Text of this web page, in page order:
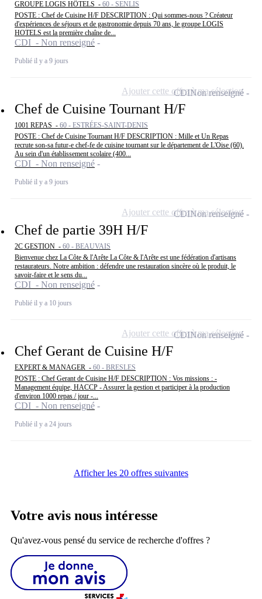
GROUPE LOGIS HÔTELS - 60 - SENLIS
POSTE : Chef de Cuisine H/F DESCRIPTION : Qui sommes-nous ? Créateur
d'expériences de séjours et de gastronomie depuis 70 ans, le groupe LOGIS
HOTELS est la première chaîne de...
CDI - Non renseigné
Publié il y a 9 jours
Chef de Cuisine Tournant H/F
1001 REPAS - 60 - ESTRÉES-SAINT-DENIS
POSTE : Chef de Cuisine Tournant H/F DESCRIPTION : Mille et Un Repas
recrute son-sa futur-e chef-fe de cuisine tournant sur le département de L'Oise (60).
Au sein d'un établissement scolaire (400...
CDI - Non renseigné
Publié il y a 9 jours
CDINon renseigné
Ajouter cette offre à ma sélection
Chef de partie 39H H/F
2C GESTION - 60 - BEAUVAIS
Bienvenue chez La Côte & l'Arête La Côte & l'Arête est une fédération d'artisans
restaurateurs. Notre ambition : défendre une restauration sincère où le produit, le
savoir-faire et le sens du...
CDI - Non renseigné
Publié il y a 10 jours
CDINon renseigné
Ajouter cette offre à ma sélection
Chef Gerant de Cuisine H/F
EXPERT & MANAGER - 60 - BRESLES
POSTE : Chef Gerant de Cuisine H/F DESCRIPTION : Vos missions : -
Management équipe, HACCP - Assurer la gestion et participer à la production
d'environ 1000 repas / jour -...
CDI - Non renseigné
Publié il y a 24 jours
CDINon renseigné
Ajouter cette offre à ma sélection
Afficher les 20 offres suivantes
Votre avis nous intéresse
Qu'avez-vous pensé du service de recherche d'offres ?